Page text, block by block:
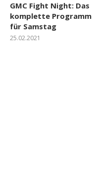
GMC Fight Night: Das
komplette Programm
für Samstag
25.02.2021